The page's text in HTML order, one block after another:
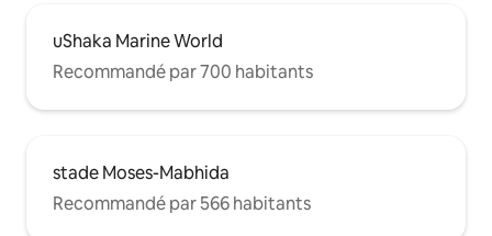
uShaka Marine World
Recommandé par 700 habitants
stade Moses-Mabhida
Recommandé par 566 habitants